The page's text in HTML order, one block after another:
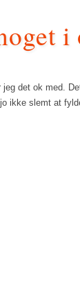
i
det ok med.
ikke slemt at